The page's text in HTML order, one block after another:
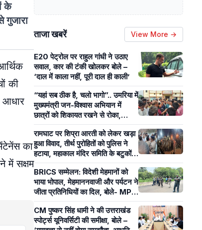
के
गुजारा
की
आधार
का
में सक्षम
ताजा खबरें View More →
E20 पेट्रोल पर राहुल गांधी ने उठाए
सवाल, कार की टंकी खोलकर बोले –
‘दाल में काला नहीं, पूरी दाल ही काली’
“यहां सब ठीक है, चलो भागो”.. उमरिया में
मुख्यमंत्री जन-विश्वास अभियान में
छात्रों को शिकायत रखने से रोका,
पंचायत सचिव पर लगे आरोप
रामघाट पर शिप्रा आरती को लेकर खड़ा
हुआ विवाद, तीर्थ पुरोहितों को पुलिस ने
हटाया, महाकाल मंदिर समिति के बटुकों ने
कराई आरती
BRICS सम्मेलन: विदेशी मेहमानों को
भाया भोपाल, मेहमाननवाजी और पर्यटन ने
जीता प्रतिनिधियों का दिल, बोले- MP
का आतिथ्य हमेशा रहेगा याद
CM पुष्कर सिंह धामी ने की उत्तराखंड
स्पोर्ट्स यूनिवर्सिटी की समीक्षा, बोले –